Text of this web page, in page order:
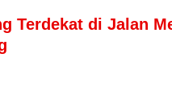
Terdekat di Jalan